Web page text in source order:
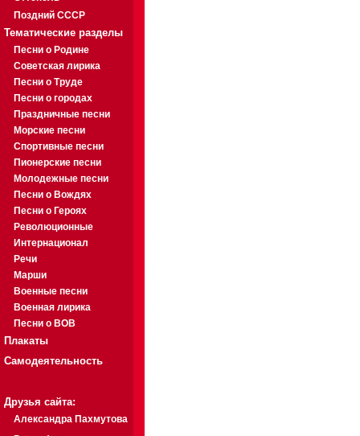
Поздний СССР
Тематические разделы
Песни о Родине
Советская лирика
Песни о Труде
Песни о городах
Праздничные песни
Морские песни
Спортивные песни
Пионерские песни
Молодежные песни
Песни о Вождях
Песни о Героях
Революционные
Интернационал
Речи
Марши
Военные песни
Военная лирика
Песни о ВОВ
Плакаты
Самодеятельность
Друзья сайта:
Александра Пахмутова